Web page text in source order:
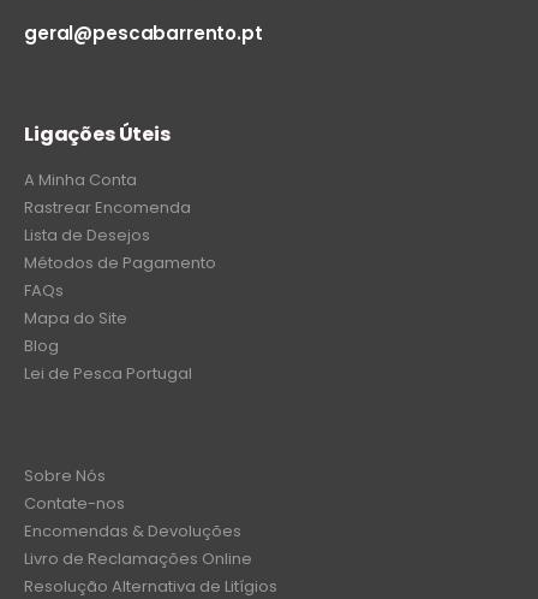
geral@pescabarrento.pt
Ligações Úteis
A Minha Conta
Rastrear Encomenda
Lista de Desejos
Métodos de Pagamento
FAQs
Mapa do Site
Blog
Lei de Pesca Portugal
Sobre Nós
Contate-nos
Encomendas & Devoluções
Livro de Reclamações Online
Resolução Alternativa de Litígios